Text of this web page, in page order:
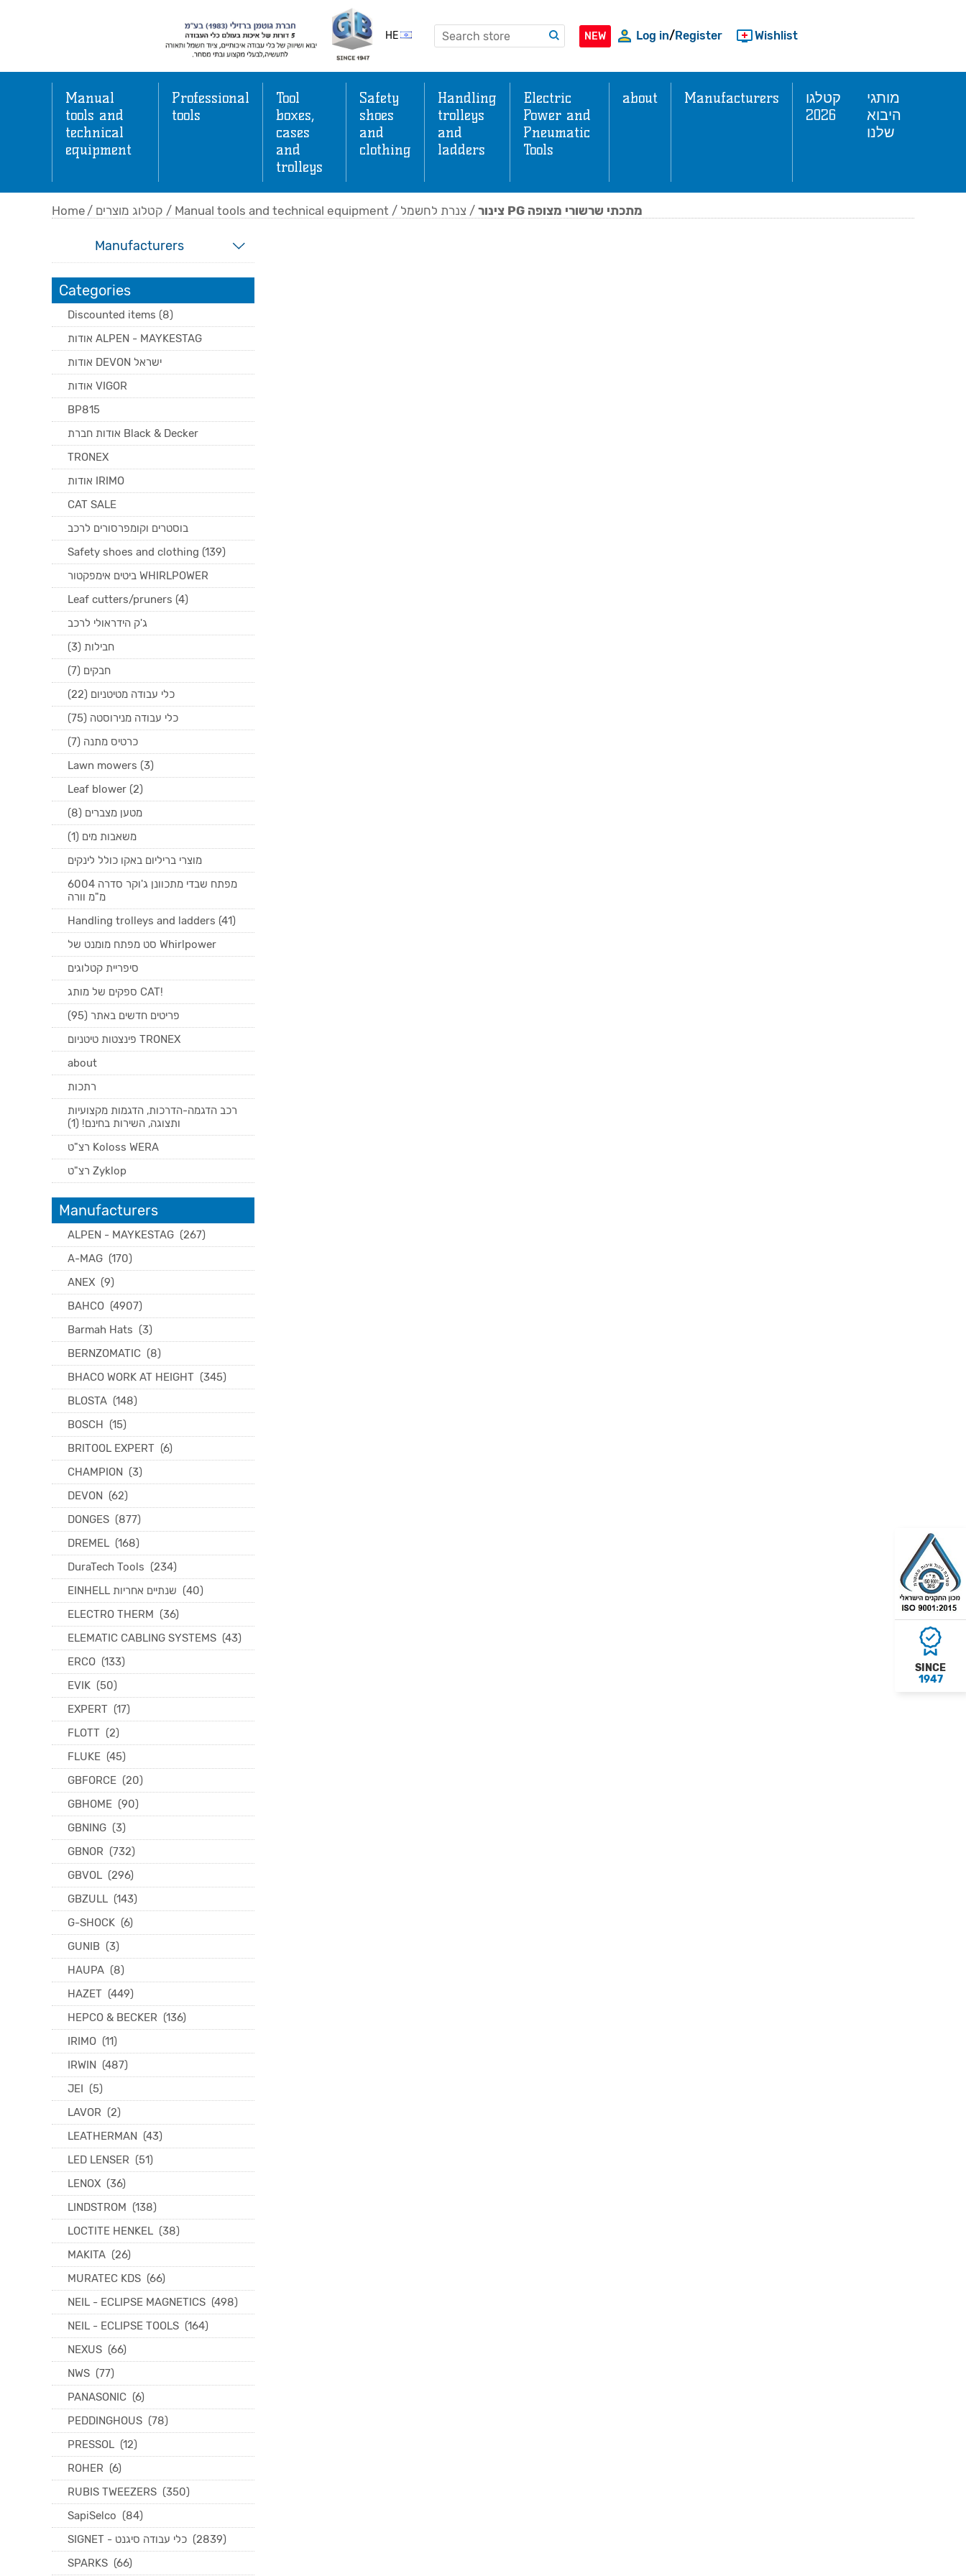
HE NEW Log in/Register Wishlist
Manual
tools and
technical
equipment
Professional
tools
Tool
boxes,
cases
and
trolleys
Safety
shoes
and
clothing
Handling
trolleys
and
ladders
Electric
Power and
Pneumatic
Tools
about Manufacturers
קטלגו
2026
מותגי
היבוא
שלנו
Home / קטלוג מוצרים / Manual tools and technical equipment / צנרת לחשמל / צינור PG מתכתי שרשורי מצופה
Manufacturers
Categories
Discounted items (8)
אודות ALPEN - MAYKESTAG
אודות DEVON ישראל
אודות VIGOR
BP815
אודות חברת Black & Decker
TRONEX
אודות IRIMO
CAT SALE
בוסטרים וקומפרסורים לרכב
Safety shoes and clothing (139)
ביטים אימפקטור WHIRLPOWER
Leaf cutters/pruners (4)
ג'ק הידראולי לרכב
חבילות (3)
חבקים (7)
כלי עבודה מטיטניום (22)
כלי עבודה מנירוסטה (75)
כרטיס מתנה (7)
Lawn mowers (3)
Leaf blower (2)
מטען מצברים (8)
משאבות מים (1)
מוצרי בריליום באקו כולל לינקים
מפתח שבדי מתכוונן ג'וקר סדרה 6004
מ"מ וורה
Handling trolleys and ladders (41)
סט מפתח מומנט של Whirlpower
סיפריית קטלוגים
ספקים של מותג CAT!
פריטים חדשים באתר (95)
פינצטות טיטניום TRONEX
about
רתכות
רכב הדגמה-הדרכות, הדגמות מקצועיות
ותצוגה, השירות בחינם! (1)
רצ"ט Koloss WERA
רצ"ט Zyklop
Manufacturers
ALPEN - MAYKESTAG (267)
A-MAG (170)
ANEX (9)
BAHCO (4907)
Barmah Hats (3)
BERNZOMATIC (8)
BHACO WORK AT HEIGHT (345)
BLOSTA (148)
BOSCH (15)
BRITOOL EXPERT (6)
CHAMPION (3)
DEVON (62)
DONGES (877)
DREMEL (168)
DuraTech Tools (234)
EINHELL שנתיים אחריות (40)
ELECTRO THERM (36)
ELEMATIC CABLING SYSTEMS (43)
ERCO (133)
EVIK (50)
EXPERT (17)
FLOTT (2)
FLUKE (45)
GBFORCE (20)
GBHOME (90)
GBNING (3)
GBNOR (732)
GBVOL (296)
GBZULL (143)
G-SHOCK (6)
GUNIB (3)
HAUPA (8)
HAZET (449)
HEPCO & BECKER (136)
IRIMO (11)
IRWIN (487)
JEI (5)
LAVOR (2)
LEATHERMAN (43)
LED LENSER (51)
LENOX (36)
LINDSTROM (138)
LOCTITE HENKEL (38)
MAKITA (26)
MURATEC KDS (66)
NEIL - ECLIPSE MAGNETICS (498)
NEIL - ECLIPSE TOOLS (164)
NEXUS (66)
NWS (77)
PANASONIC (6)
PEDDINGHOUS (78)
PRESSOL (12)
ROHER (6)
RUBIS TWEEZERS (350)
SapiSelco (84)
SIGNET - כלי עבודה סיגנט (2839)
SPARKS (66)
SINCE
1947